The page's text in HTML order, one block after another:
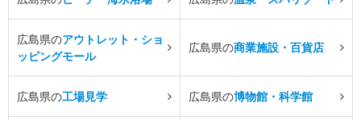
広島県のアウトレット・ショ
ッピングモール
広島県の商業施設・百貨店
広島県の工場見学 広島県の博物館・科学館